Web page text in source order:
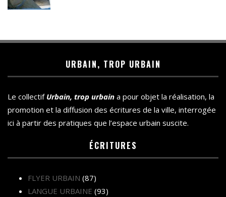
URBAIN, TROP URBAIN
Le collectif Urbain, trop urbain a pour objet la réalisation, la
promotion et la diffusion des écritures de la ville, interrogée
ici à partir des pratiques que l’espace urbain suscite.
ÉCRITURES
FLYER URBAIN (87)
LANGUE URBAINE (93)